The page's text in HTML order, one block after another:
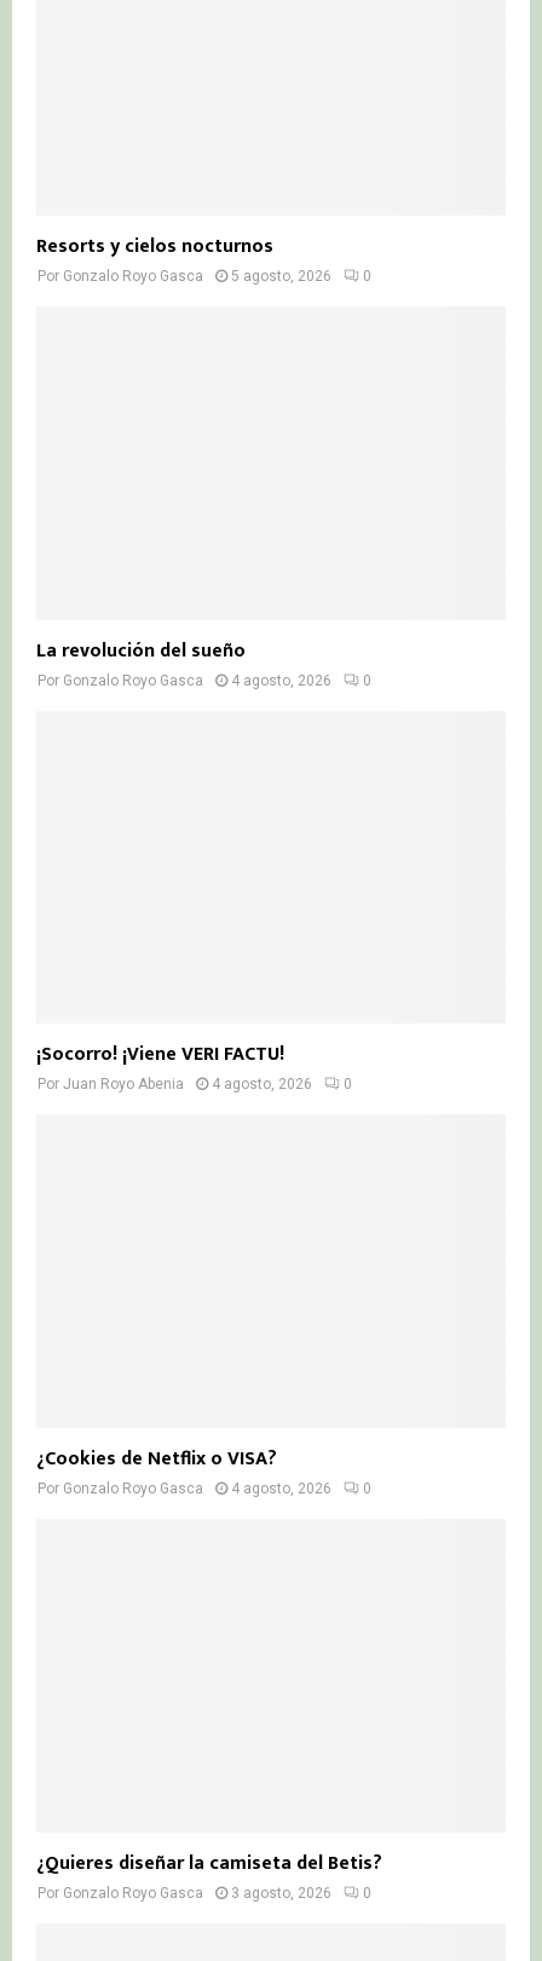
Resorts y cielos nocturnos
Por Gonzalo Royo Gasca 5 agosto, 2026 0
La revolución del sueño
Por Gonzalo Royo Gasca 4 agosto, 2026 0
¡Socorro! ¡Viene VERI FACTU!
Por Juan Royo Abenia 4 agosto, 2026 0
¿Cookies de Netflix o VISA?
Por Gonzalo Royo Gasca 4 agosto, 2026 0
¿Quieres diseñar la camiseta del Betis?
Por Gonzalo Royo Gasca 3 agosto, 2026 0